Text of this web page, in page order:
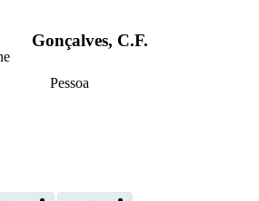
Gonçalves, C.F.
Pessoa